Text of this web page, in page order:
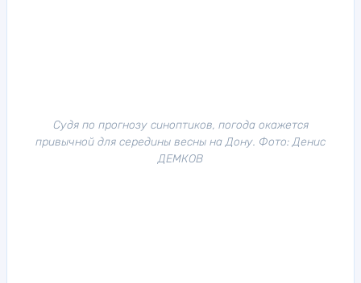
Судя по прогнозу синоптиков, погода окажется
привычной для середины весны на Дону. Фото: Денис
ДЕМКОВ